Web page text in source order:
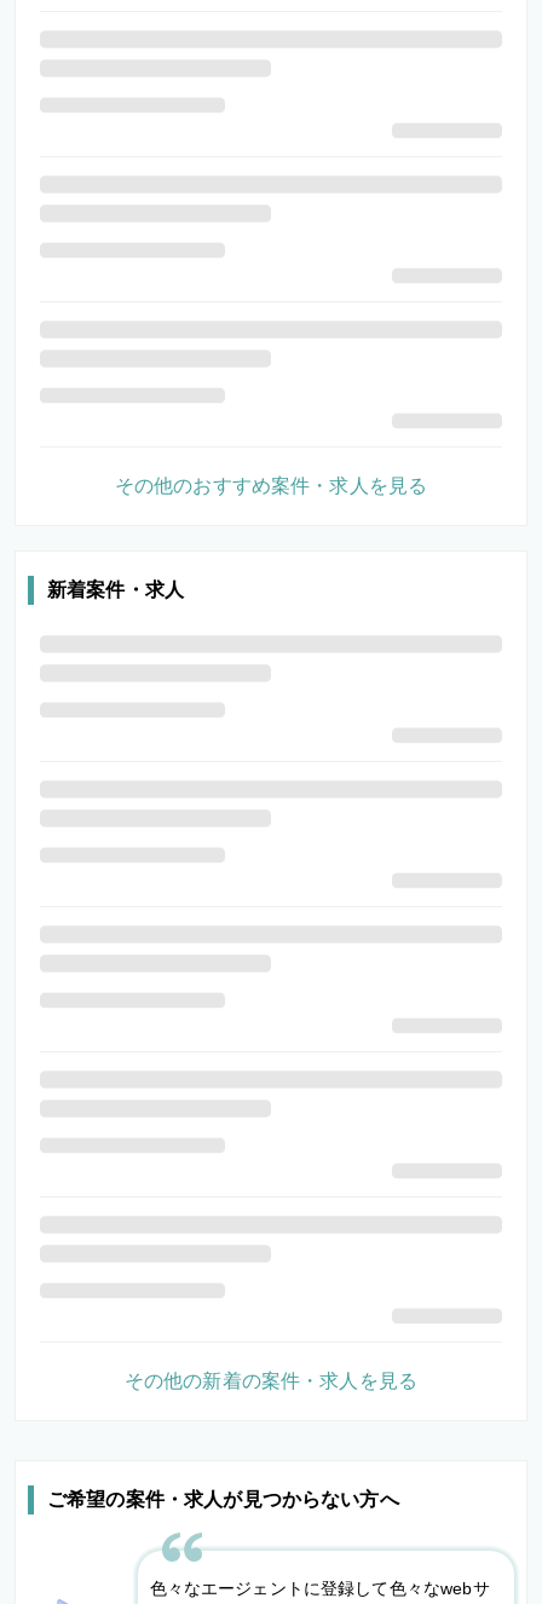
ご希望の案件・求人が見つからない方へ
色々なエージェントに登録して色々なwebサ
その他のおすすめ案件・求人を見る
新着案件・求人
その他の新着の案件・求人を見る